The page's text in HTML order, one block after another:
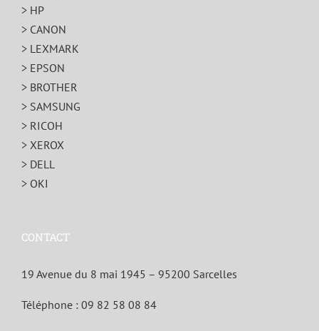
> HP
> CANON
> LEXMARK
> EPSON
> BROTHER
> SAMSUNG
> RICOH
> XEROX
> DELL
> OKI
CONTACT
19 Avenue du 8 mai 1945 – 95200 Sarcelles
Téléphone : 09 82 58 08 84